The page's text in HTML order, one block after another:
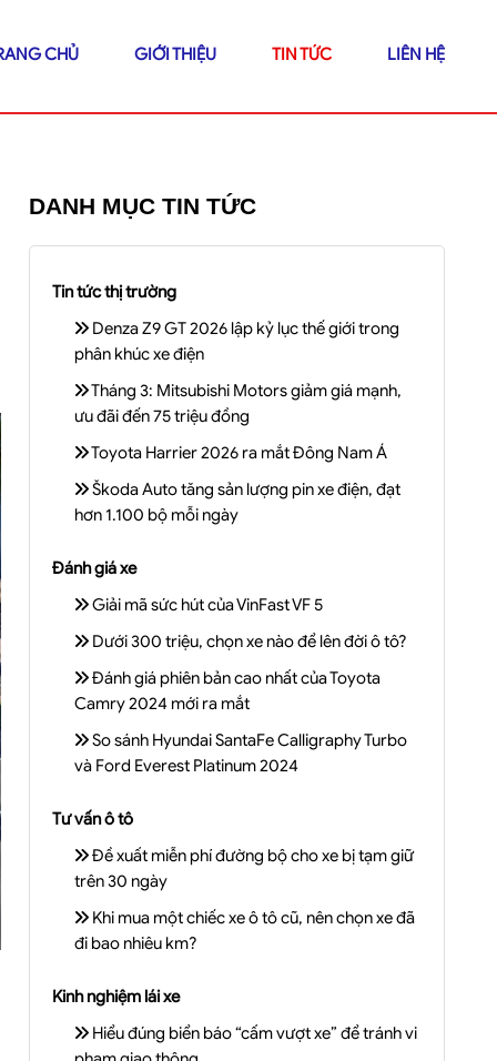
CHỦ GIỚI THIỆU TIN TỨC LIÊN HỆ
DANH MỤC TIN TỨC
Tin tức thị trường
Denza Z9 GT 2026 lập kỷ lục thế giới trong
phân khúc xe điện
Tháng 3: Mitsubishi Motors giảm giá mạnh,
ưu đãi đến 75 triệu đồng
Toyota Harrier 2026 ra mắt Đông Nam Á
Škoda Auto tăng sản lượng pin xe điện, đạt
hơn 1.100 bộ mỗi ngày
Đánh giá xe
Giải mã sức hút của VinFast VF 5
Dưới 300 triệu, chọn xe nào để lên đời ô tô?
Đánh giá phiên bản cao nhất của Toyota
Camry 2024 mới ra mắt
So sánh Hyundai SantaFe Calligraphy Turbo
và Ford Everest Platinum 2024
Tư vấn ô tô
Đề xuất miễn phí đường bộ cho xe bị tạm giữ
trên 30 ngày
Khi mua một chiếc xe ô tô cũ, nên chọn xe đã
đi bao nhiêu km?
Kinh nghiệm lái xe
Hiểu đúng biển báo “cấm vượt xe” để tránh vi